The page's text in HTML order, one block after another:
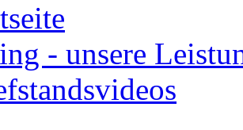
- unsere